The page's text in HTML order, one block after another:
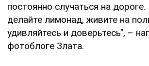
постоянно случаться на
делайте лимонад, живите на
удивляйтесь и доверьтесь", –
фотоблоге Злата.